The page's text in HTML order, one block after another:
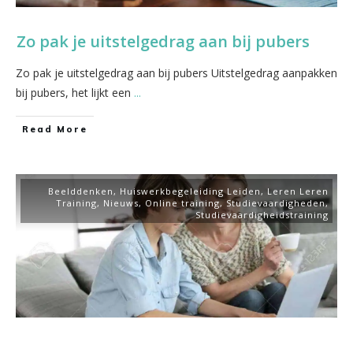
Zo pak je uitstelgedrag aan bij pubers
Zo pak je uitstelgedrag aan bij pubers Uitstelgedrag aanpakken
bij pubers, het lijkt een ...
​Read More
Beelddenken , Huiswerkbegeleiding Leiden , Leren Leren
Training, Nieuws, Online training, Studievaardigheden,
Studievaardigheidstraining